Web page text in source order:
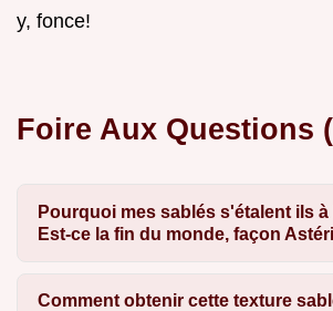
y, fonce!
Foire Aux Questions
Pourquoi mes sablés s'étalent ils
Est-ce la fin du monde, façon
Comment obtenir cette texture